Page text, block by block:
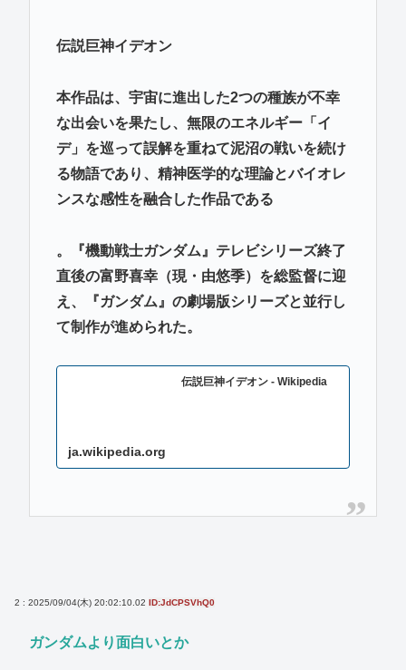
伝説巨神イデオン
本作品は、宇宙に進出した2つの種族が不幸
な出会いを果たし、無限のエネルギー「イ
デ」を巡って誤解を重ねて泥沼の戦いを続け
る物語であり、精神医学的な理論とバイオレ
ンスな感性を融合した作品である
。『機動戦士ガンダム』テレビシリーズ終了
直後の富野喜幸（現・由悠季）を総監督に迎
え、『ガンダム』の劇場版シリーズと並行し
て制作が進められた。
伝説巨神イデオン - Wikipedia
ja.wikipedia.org
2 : 2025/09/04(木) 20:02:10.02 ID:JdCPSVhQ0
ガンダムより面白いとか